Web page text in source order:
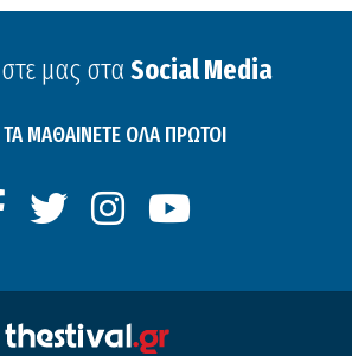
μας στα Social Media
ΤΑ ΜΑΘΑΙΝΕΤΕ ΟΛΑ ΠΡΩΤΟΙ